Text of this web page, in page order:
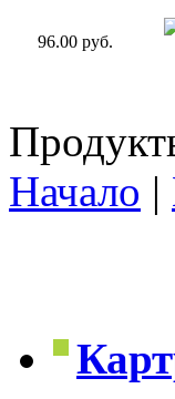
96.00 руб.
Начало |